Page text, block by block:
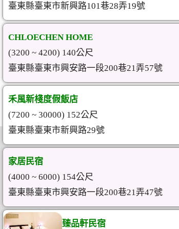
臺東縣臺東市新興路101巷28弄19號
CHLOECHEN HOME
(3200 ~ 4200) 140公尺
臺東縣臺東市興安路一段200巷21弄57號
禾風新棧度假飯店
(7200 ~ 30000) 152公尺
臺東縣臺東市新興路29號
家居民宿
(4000 ~ 6000) 154公尺
臺東縣臺東市興安路一段200巷21弄47號
臻品軒民宿